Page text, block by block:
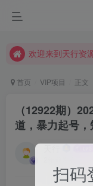
欢迎来到天行资
首页 VIP项目 正文
（12922期）
道，暴力起号
扫码